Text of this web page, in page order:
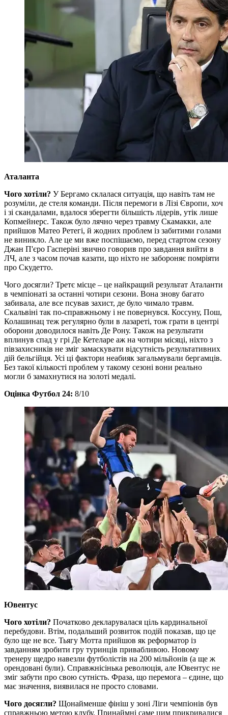
Аталанта
Чого хотіли? У Бергамо склалася ситуація, що навіть там не
розуміли, де стеля команди. Після перемоги в Лізі Європи, хоч
і зі скандалами, вдалося зберегти більшість лідерів, утік лише
Копмейнерс. Також було лячно через травму Скамакки, але
прийшов Матео Ретегі, й жодних проблем із забитими голами
не виникло. Але це ми вже поспішаємо, перед стартом сезону
Джан П'єро Гасперіні звично говорив про завдання вийти в
ЛЧ, але з часом почав казати, що ніхто не забороняє помріяти
про Скудетто.
Чого досягли? Третє місце – це найкращий результат Аталанти
в чемпіонаті за останні чотири сезони. Вона знову багато
забивала, але все псував захист, де було чимало травм.
Скальвіні так по-справжньому і не повернувся. Коссуну, Пош,
Колашинац теж регулярно були в лазареті, тож грати в центрі
оборони доводилося навіть Де Рону. Також на результати
вплинув спад у грі Де Кетеларе аж на чотири місяці, ніхто з
півзахисників не зміг замаскувати відсутність результативних
дій бельгійця. Усі ці фактори неабияк загальмували бергамців.
Без такої кількості проблем у такому сезоні вони реально
могли б замахнутися на золоті медалі.
Оцінка Футбол 24: 8/10
Ювентус
Чого хотіли? Початково декларувалася ціль кардинальної
перебудови. Втім, подальший розвиток подій показав, що це
було ще не все. Тьягу Мотта прийшов як реформатор із
завданням зробити гру туринців привабливою. Новому
тренеру щедро навезли футболістів на 200 мільйонів (а ще ж
орендовані були). Справжнісінька революція, але Ювентус не
зміг забути про свою сутність. Фраза, що перемога – єдине, що
має значення, виявилася не просто словами.
Чого досягли? Щонайменше фініш у зоні Ліги чемпіонів був
справжньою метою клубу. Принаймні саме цим прикривалися